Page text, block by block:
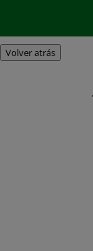
Volver atrás